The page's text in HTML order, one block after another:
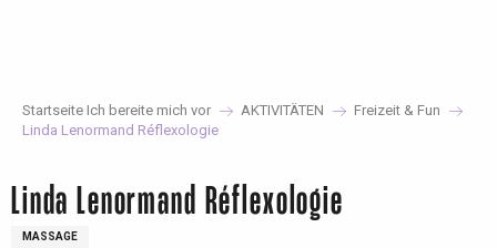
Startseite Ich bereite mich vor AKTIVITÄTEN
Freizeit & Fun
Linda Lenormand Réflexologie
Linda Lenormand Réflexologie
MASSAGE